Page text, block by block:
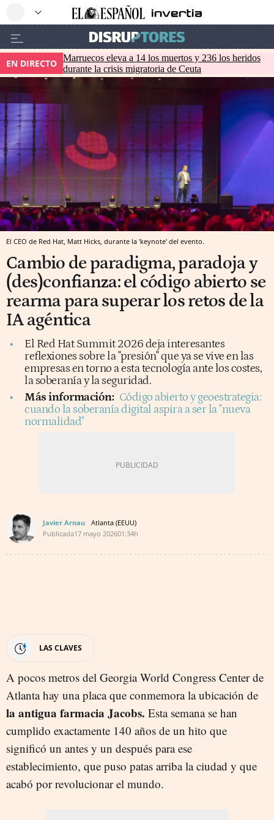
EN DIRECTO Marruecos eleva a 14 los muertos y 236 los heridos
durante la crisis migratoria de Ceuta
El CEO de Red Hat, Matt Hicks, durante la 'keynote' del evento.
Cambio de paradigma, paradoja y
(des)confianza: el código abierto se
rearma para superar los retos de la
IA agéntica
El Red Hat Summit 2026 deja interesantes
reflexiones sobre la "presión" que ya se vive en las
empresas en torno a esta tecnología ante los costes,
la soberanía y la seguridad.
Más información: Código abierto y geoestrategia:
cuando la soberanía digital aspira a ser la "nueva
normalidad"
Javier Arnau
Atlanta (EEUU)
Publicada17 mayo 202601:34h
LAS CLAVES
A pocos metros del Georgia World Congress Center de
Atlanta hay una placa que conmemora la ubicación de
la antigua farmacia Jacobs. Esta semana se han
cumplido exactamente 140 años de un hito que
significó un antes y un después para ese
establecimiento, que puso patas arriba la ciudad y que
acabó por revolucionar el mundo.